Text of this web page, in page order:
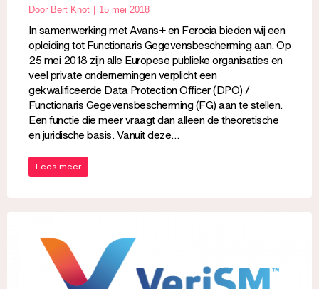
Door Bert Knot 15 mei 2018
In samenwerking met Avans+ en Ferocia bieden wij een
opleiding tot Functionaris Gegevensbescherming aan. Op
25 mei 2018 zijn alle Europese publieke organisaties en
veel private ondernemingen verplicht een
gekwalificeerde Data Protection Officer (DPO) /
Functionaris Gegevensbescherming (FG) aan te stellen.
Een functie die meer vraagt dan alleen de theoretische
en juridische basis. Vanuit deze…
Lees meer